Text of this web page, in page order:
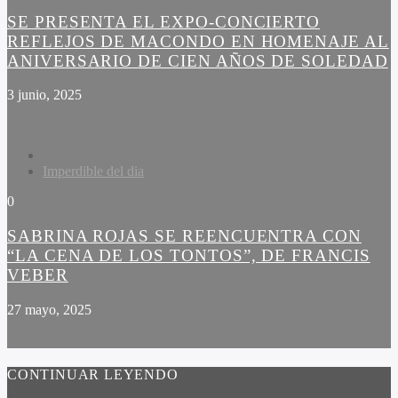
SE PRESENTA EL EXPO-CONCIERTO
REFLEJOS DE MACONDO EN HOMENAJE AL
ANIVERSARIO DE CIEN AÑOS DE SOLEDAD
3 junio, 2025
Imperdible del dia
0
SABRINA ROJAS SE REENCUENTRA CON
“LA CENA DE LOS TONTOS”, DE FRANCIS
VEBER
27 mayo, 2025
CONTINUAR LEYENDO